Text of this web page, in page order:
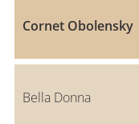
Cornet Obolensky
Bella Donna